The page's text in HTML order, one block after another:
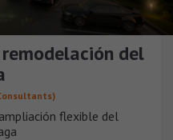
del
flexible del